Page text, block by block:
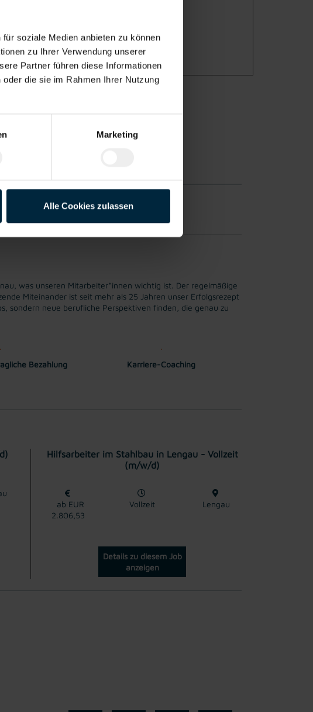
soziale Medien anbieten zu können
zu Ihrer Verwendung unserer
Partner führen diese Informationen
die sie im Rahmen Ihrer Nutzung
Marketing
Alle Cookies zulassen
Vollzeitarbeitsplatz Du-Kultur
Berufserfahrung möglich.
was unseren Mitarbeiter*innen wichtig ist. Der regelmäßige
Miteinander ist seit mehr als 25 Jahren unser Erfolgsrezept
sondern neue berufliche Perspektiven finden, die genau zu
Bezahlung Karriere-Coaching
Hilfsarbeiter im Stahlbau in Lengau - Vollzeit
(m/w/d)
ab EUR
2.806,53
Vollzeit Lengau
Details zu diesem Job
anzeigen